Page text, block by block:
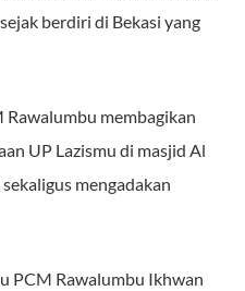
berdiri di Bekasi yang
Rawalumbu membagikan
UP Lazismu di masjid Al
mengadakan
PCM Rawalumbu Ikhwan